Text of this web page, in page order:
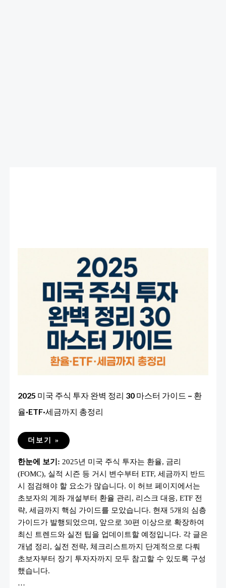
2025 미국 주식 투자 완벽 정리 30 마스터 가이드 – 환
율·ETF·세금까지 총정리
2025
주
투
자
완
벽
정
리
30
마
스
터
가
이
드
–
환
더보기 »
한눈에 보기: 2025년 미국 주식 투자는 환율, 금리
(FOMC), 실적 시즌 등 거시 변수부터 ETF, 세금까지 반드
시 점검해야 할 요소가 많습니다. 이 허브 페이지에서는
초보자의 계좌 개설부터 환율 관리, 리스크 대응, ETF 전
략, 세금까지 핵심 가이드를 모았습니다. 현재 5개의 심층
가이드가 발행되었으며, 앞으로 30편 이상으로 확장하여
최신 트렌드와 실전 팁을 업데이트할 예정입니다. 각 글은
개념 정리, 실전 전략, 체크리스트까지 단계적으로 다뤄
초보자부터 장기 투자자까지 모두 참고할 수 있도록 구성
했습니다.
…